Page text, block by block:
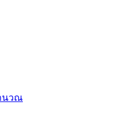
นวณ